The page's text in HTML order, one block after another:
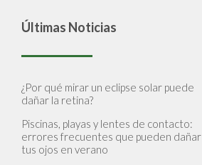
Últimas Noticias
¿Por qué mirar un eclipse solar puede
dañar la retina?
Piscinas, playas y lentes de contacto:
errores frecuentes que pueden dañar
tus ojos en verano